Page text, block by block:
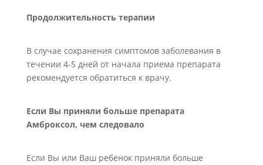
Продолжительность терапии
В случае сохранения симптомов заболевания в
течении 4-5 дней от начала приема препарата
рекомендуется обратиться к врачу.
Если Вы приняли больше препарата
Амброксол, чем следовало
Если Вы или Ваш ребенок приняли больше